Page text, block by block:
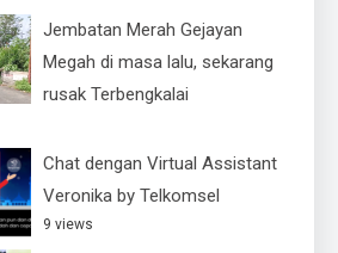
Jembatan Merah Gejayan
Megah di masa lalu, sekarang
rusak Terbengkalai
Chat dengan Virtual Assistant
Veronika by Telkomsel
9 views